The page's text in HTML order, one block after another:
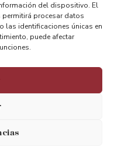
del dispositivo. El
procesar datos
las identificaciones únicas en
puede afectar